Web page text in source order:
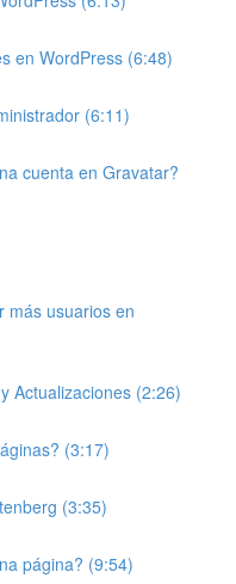
en WordPress (6:48)
(6:11)
cuenta en Gravatar?
más usuarios en
Actualizaciones (2:26)
(3:17)
(3:35)
página? (9:54)